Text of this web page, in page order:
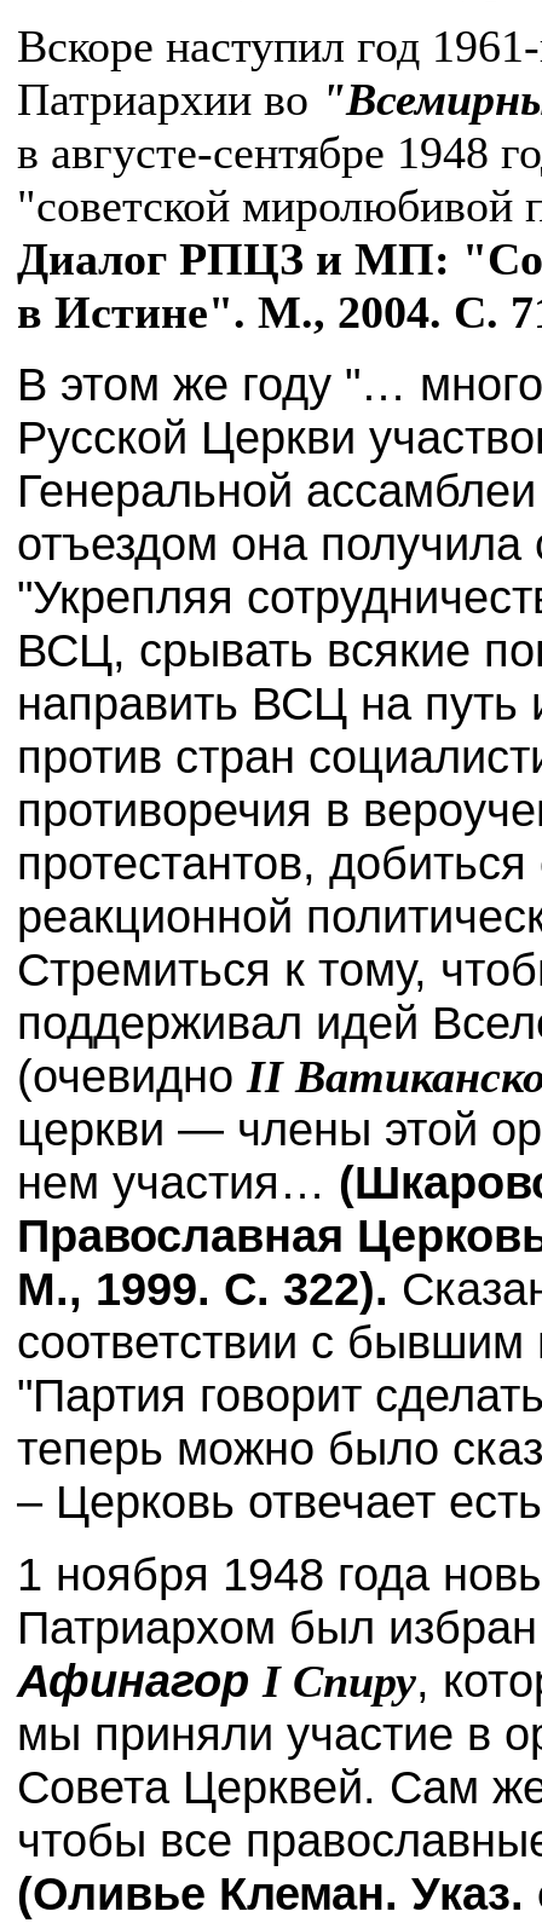
Вскоре наступил год
Патриархии во
в августе-сентябре 1948
"советской миролюбивой
Диалог РПЦЗ и МП:
в Истине". М., 2004. С.
В этом же году "…
Русской Церкви
Генеральной
отъездом она
"Укрепляя
ВСЦ, срывать всякие
направить ВСЦ на путь
против стран
противоречия в
протестантов,
реакционной
Стремиться к тому,
поддерживал идей
(очевидно II
церкви — члены этой
нем участия…
Православная
М., 1999. С. 322).
соответствии с бывшим
"Партия говорит
теперь можно было
– Церковь отвечает
1 ноября 1948 года
Патриархом был
Афинагор I Спиру,
мы приняли участие в
Совета Церквей. Сам
чтобы все
(Оливье Клеман. Указ.